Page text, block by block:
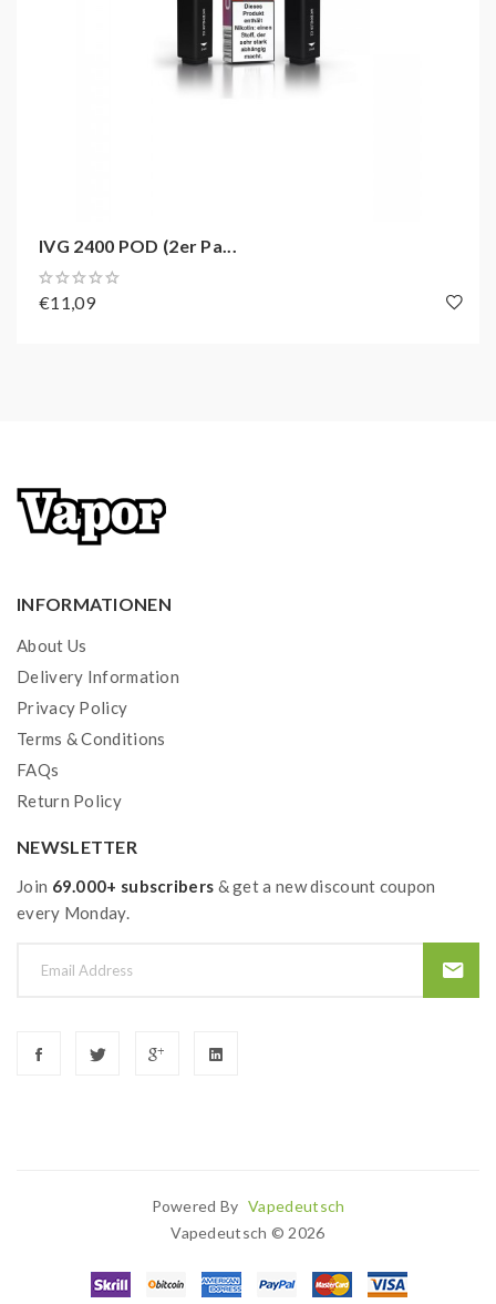
IVG 2400 POD (2er Pa...
€11,09
INFORMATIONEN
About Us
Delivery Information
Privacy Policy
Terms & Conditions
FAQs
Return Policy
NEWSLETTER
Join 69.000+ subscribers & get a new discount coupon
every Monday.
Powered By
78win78 Win Slots Uk78win
Vapedeutsch
Vapedeutsch © 2026